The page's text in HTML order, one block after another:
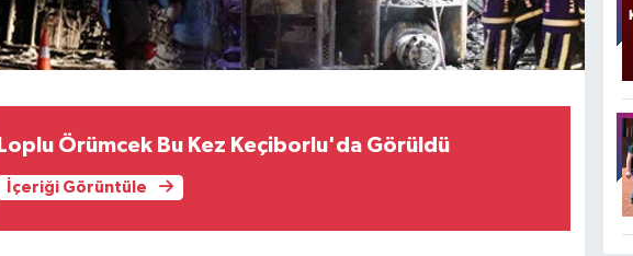
Loplu Örümcek Bu Kez Keçiborlu'da Görüldü
İçeriği Görüntüle